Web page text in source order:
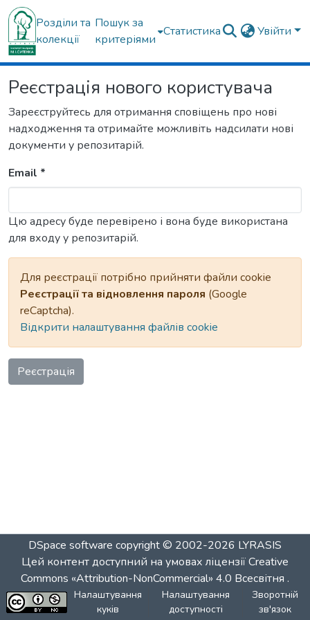
Розділи та
колекції
Пошук за
критеріями
Статистика Увійти
Реєстрація нового користувача
Зареєструйтесь для отримання сповіщень про нові
надходження та отримайте можливіть надсилати нові
документи у репозитарій.
Email *
Цю адресу буде перевірено і вона буде використана
для входу у репозитарій.
Для реєстрації потрібно прийняти файли cookie
Реєстрації та відновлення пароля (Google
reCaptcha).
Відкрити налаштування файлів cookie
Реєстрація
DSpace software copyright © 2002-2026 LYRASIS
Цей контент доступний на умовах ліцензіїCreative
Commons «Attribution-NonCommercial» 4.0 Всесвітня .
Налаштування
куків
Налаштування
доступності
Зворотній
зв'язок